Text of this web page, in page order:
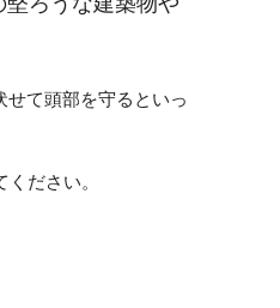
て頭部を守るといっ
ださい。